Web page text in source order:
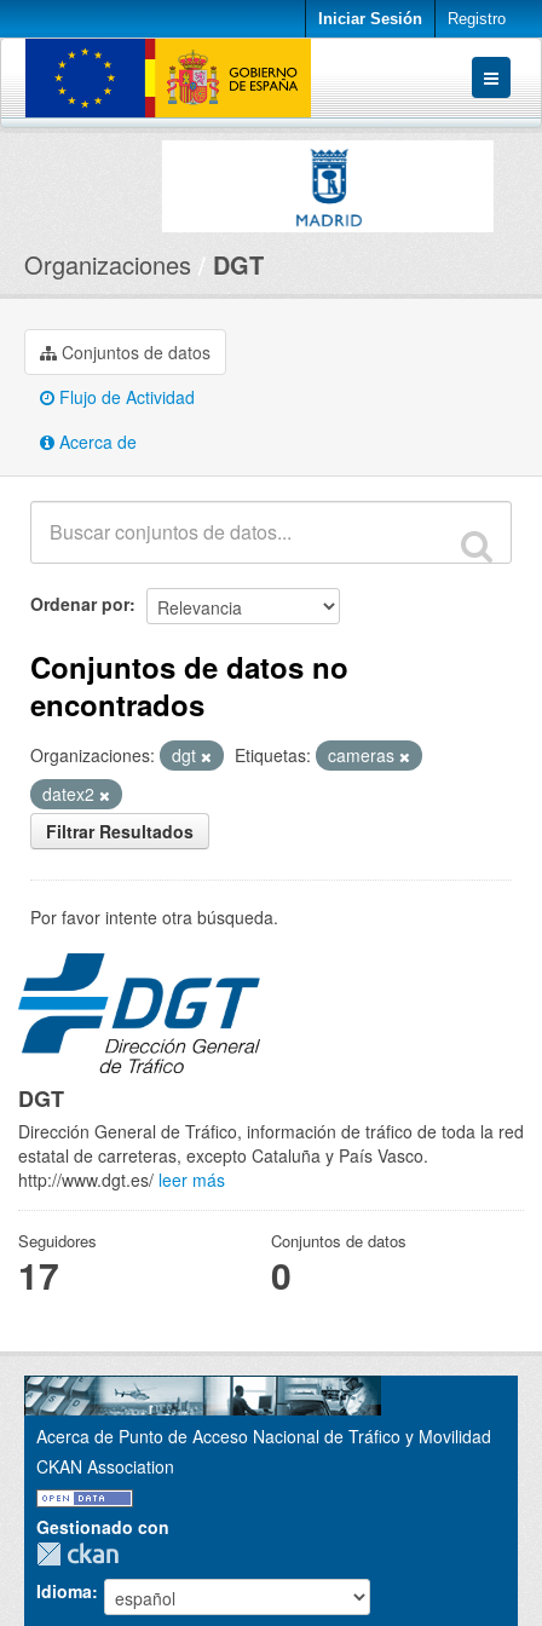
Iniciar Sesión Registro
Conjuntos de datos
Organizaciones DGT
Conjuntos de datos
Flujo de Actividad
Acerca de
Ordenar por
Conjuntos de datos no
encontrados
Organizaciones: dgt Etiquetas:
cameras
datex2
Filtrar Resultados
Por favor intente otra búsqueda.
DGT
Dirección General de Tráfico, información de tráfico de toda la red
estatal de carreteras, excepto Cataluña y País Vasco.
http://www.dgt.es/ leer más
Seguidores
17
Conjuntos de datos
0
Acerca de Punto de Acceso Nacional de Tráfico y Movilidad
CKAN Association
Gestionado con
Idioma